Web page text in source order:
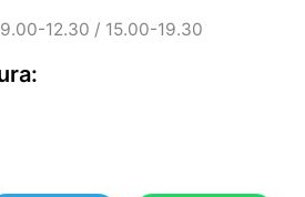
12.30 / 15.00-19.30